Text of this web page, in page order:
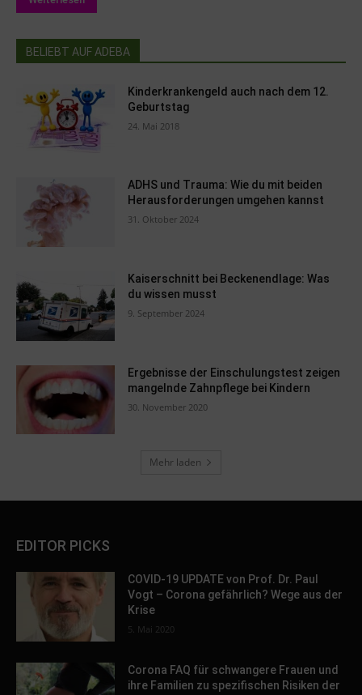
BELIEBT AUF ADEBA
Kinderkrankengeld auch nach dem 12.
Geburtstag
24. Mai 2018
ADHS und Trauma: Wie du mit beiden
Herausforderungen umgehen kannst
31. Oktober 2024
Kaiserschnitt bei Beckenendlage: Was
du wissen musst
9. September 2024
Ergebnisse der Einschulungstest zeigen
mangelnde Zahnpflege bei Kindern
30. November 2020
Mehr laden
EDITOR PICKS
COVID-19 UPDATE von Prof. Dr. Paul
Vogt – Corona gefährlich? Wege aus der
Krise
5. Mai 2020
Corona FAQ für schwangere Frauen und
ihre Familien zu spezifischen Risiken der